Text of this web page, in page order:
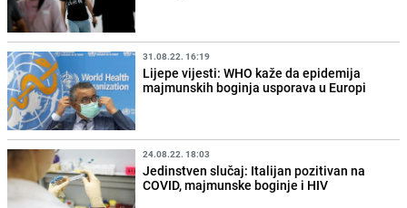
31.08.22. 16:19
Lijepe vijesti: WHO kaže da epidemija
majmunskih boginja usporava u Europi
24.08.22. 18:03
Jedinstven slučaj: Italijan pozitivan na
COVID, majmunske boginje i HIV